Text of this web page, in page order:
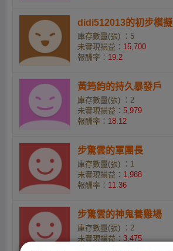
didi512013的初步模擬
庫存數量(張) ：5
未實現損益： 15,700
報酬率： 19.2
黃筠鈞的持久暴發戶
庫存數量(張) ：2
未實現損益： 5,979
報酬率： 18.12
步驚雲的軍團長
庫存數量(張) ：1
未實現損益： 1,988
報酬率： 11.36
步驚雲的神鬼養雞場
庫存數量(張) ：2
未實現損益： 3,475